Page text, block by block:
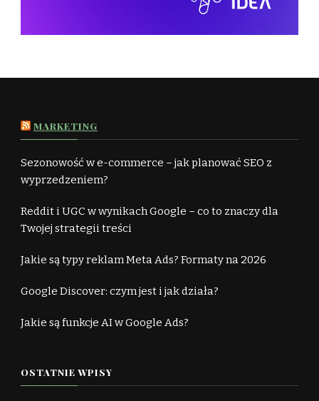
MARKETING
Sezonowość w e-commerce – jak planować SEO z
wyprzedzeniem?
Reddit i UGC w wynikach Google – co to znaczy dla
Twojej strategii treści
Jakie są typy reklam Meta Ads? Formaty na 2026
Google Discover: czym jest i jak działa?
Jakie są funkcje AI w Google Ads?
OSTATNIE WPISY